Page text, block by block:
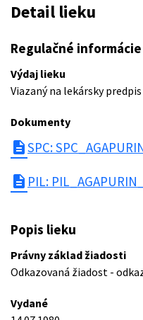
Detail lieku
Regulačné informácie
Výdaj lieku
Viazaný na lekársky predpis
Dokumenty
descriptionSPC:
description PIL:
Popis lieku
Právny základ žiadosti
Odkazovaná žiadost -
Vydané